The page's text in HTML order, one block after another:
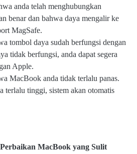
anda telah menghubungkan
benar dan bahwa daya mengalir ke
MagSafe.
tombol daya sudah berfungsi dengan
tidak berfungsi, anda dapat segera
Apple.
MacBook anda tidak terlalu panas.
terlalu tinggi, sistem akan otomatis
MacBook yang Sulit